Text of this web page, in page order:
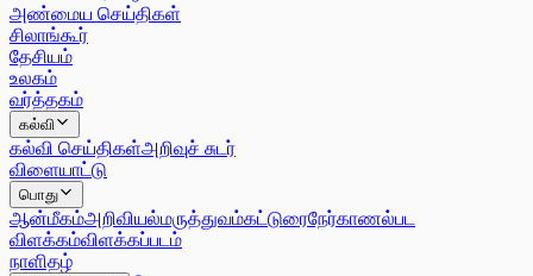
அண்மைய செய்திகள்
சிலாங்கூர்
தேசியம்
உலகம்
வர்த்தகம்
கல்வி
கல்வி செய்திகள்அறிவுச் சுடர்
விளையாட்டு
பொது
ஆன்மீகம்அறிவியல்மருத்துவம்கட்டுரைநேர்காணல்பட
விளக்கம்விளக்கப்படம்
நாளிதழ்